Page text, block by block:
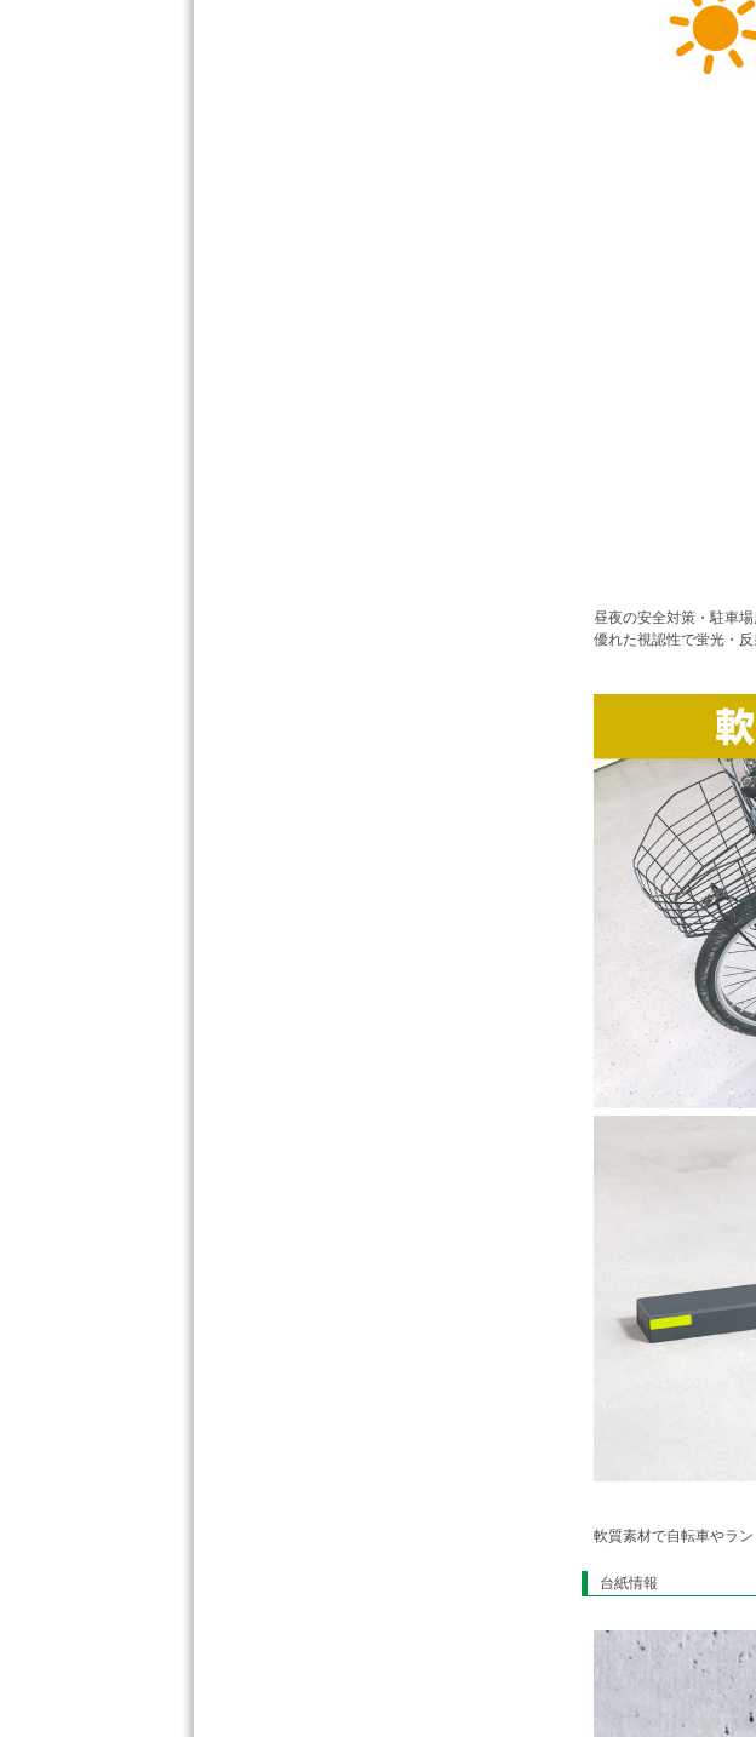
昼夜の安全対策・駐車
優れた視認性で蛍光・反
軟質素材で自転車やラ
台紙情報